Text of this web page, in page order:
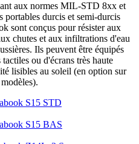
aux normes MIL-STD 8xx et
portables durcis et semi-durcis
sont conçus pour résister aux
chutes et aux infiltrations d'eau
Ils peuvent être équipés
tactiles ou d'écrans très haute
lisibles au soleil (en option sur
S15 STD
S15 BAS